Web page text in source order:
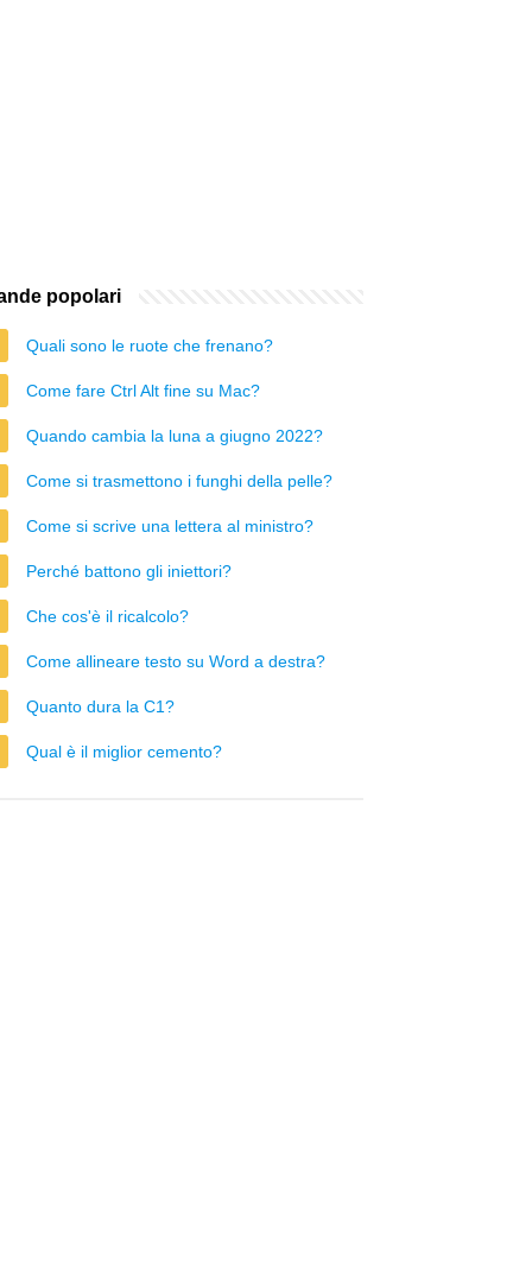
popolari
Quali sono le ruote che frenano?
Come fare Ctrl Alt fine su Mac?
Quando cambia la luna a giugno 2022?
Come si trasmettono i funghi della pelle?
Come si scrive una lettera al ministro?
Perché battono gli iniettori?
Che cos'è il ricalcolo?
Come allineare testo su Word a destra?
Quanto dura la C1?
Qual è il miglior cemento?